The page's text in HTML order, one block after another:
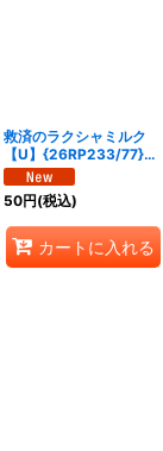
救済のラクシャミルク
【U】{26RP233/77}
《水》
50円(税込)
カートに入れる